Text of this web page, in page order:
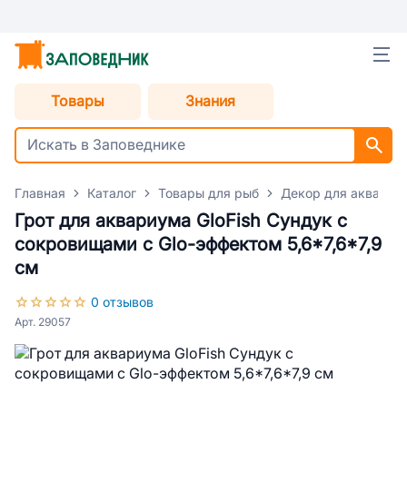
Товары Знания
Главная Каталог Товары для рыб Декор для
Грот для аквариума GloFish Сундук с
сокровищами с Glo-эффектом 5,6*7,6*7,9
см
0 отзывов
Арт. 29057